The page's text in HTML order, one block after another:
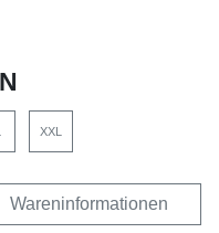
XXL
Wareninformationen